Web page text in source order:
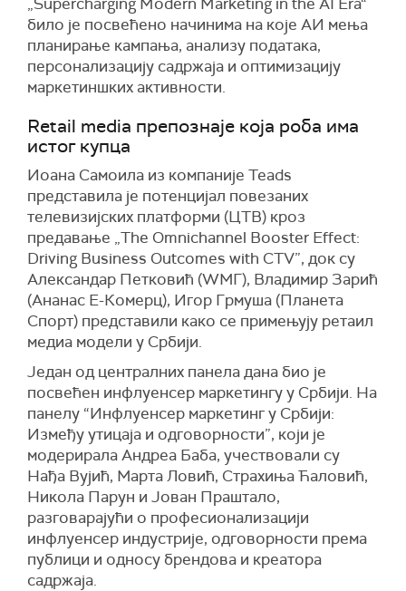
било је посвећено начинима на које АИ мења
планирање кампања, анализу података,
персонализацију садржаја и оптимизацију
маркетиншких активности.
Retail media препознаје која роба има
истог купца
Иоана Самоила из компаније Teads
представила је потенцијал повезаних
телевизијских платформи (ЦТВ) кроз
предавање „The Omnichannel Booster Effect:
Driving Business Outcomes with CTV”, док су
Александар Петковић (WМГ), Владимир Зарић
(Ананас Е-Комерц), Игор Грмуша (Планета
Спорт) представили како се примењују ретаил
медиа модели у Србији.
Један од централних панела дана био је
посвећен инфлуенсер маркетингу у Србији. На
панелу “Инфлуенсер маркетинг у Србији:
Између утицаја и одговорности”, који је
модерирала Андреа Баба, учествовали су
Нађа Вујић, Марта Ловић, Страхиња Ћаловић,
Никола Парун и Јован Праштало,
разговарајући о професионализацији
инфлуенсер индустрије, одговорности према
публици и односу брендова и креатора
садржаја.